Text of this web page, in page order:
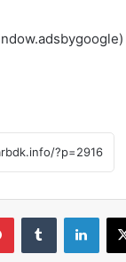
(adsbygoogle = window.adsbygoogle || []).push({});
‫X لينكدإن